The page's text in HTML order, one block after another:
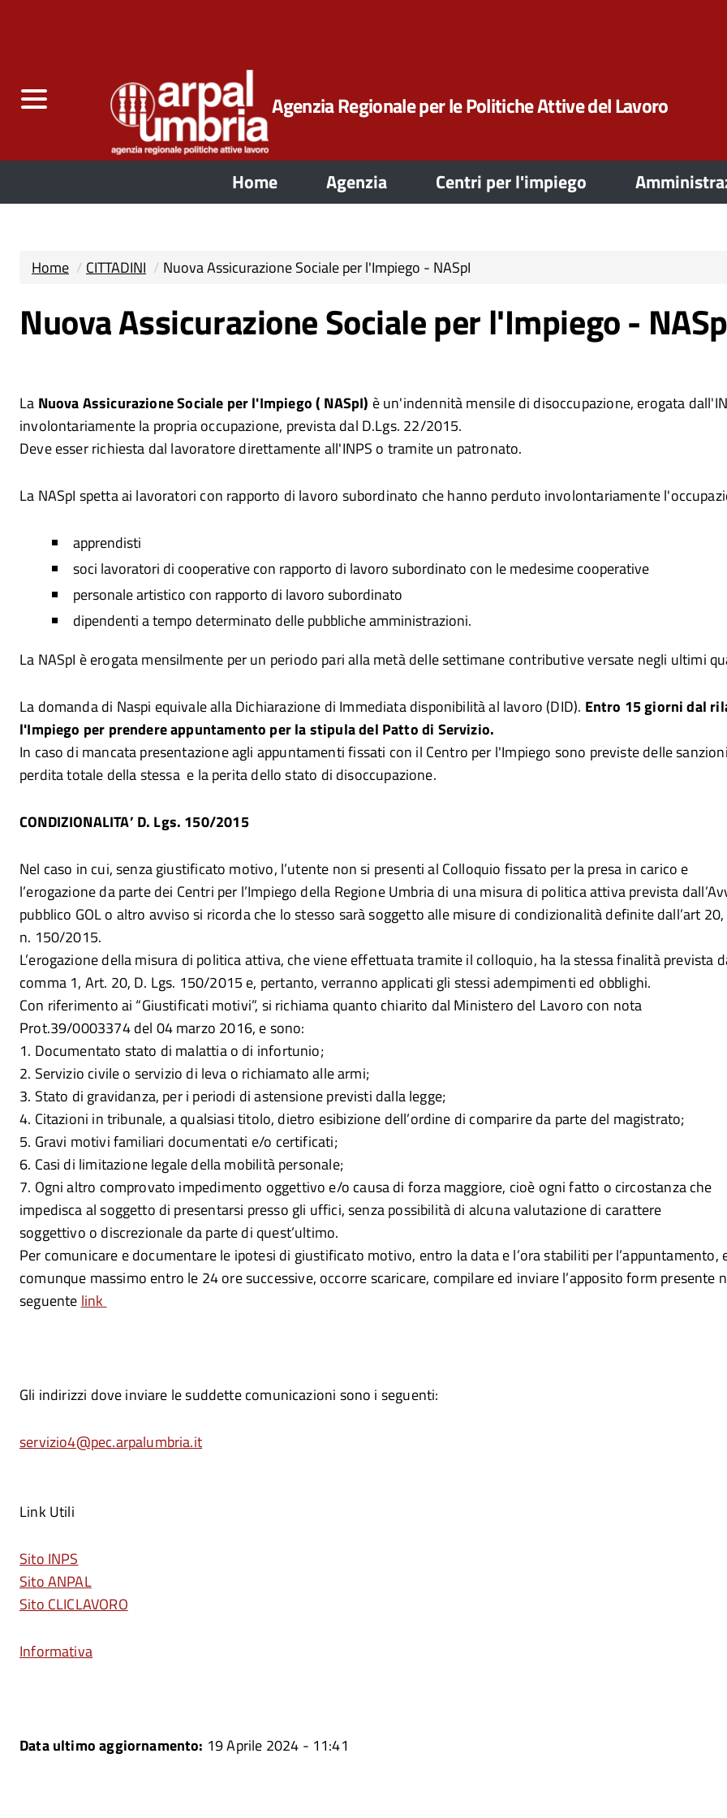
Agenzia Regionale per le Politiche Attive del Lavoro
Home Agenzia Centri per l'impiego
Home CITTADINI Nuova Assicurazione Sociale per l'Impiego - NASpI
Nuova Assicurazione Sociale per l'Impiego -
La Nuova Assicurazione Sociale per l'Impiego ( NASpI) è un'indennità mensile di disoccupazione, erogata
involontariamente la propria occupazione, prevista dal D.Lgs. 22/2015.
Deve esser richiesta dal lavoratore direttamente all'INPS o tramite un patronato.
La NASpI spetta ai lavoratori con rapporto di lavoro subordinato che hanno perduto involontariamente
apprendisti
soci lavoratori di cooperative con rapporto di lavoro subordinato con le medesime cooperative
personale artistico con rapporto di lavoro subordinato
dipendenti a tempo determinato delle pubbliche amministrazioni.
La NASpI è erogata mensilmente per un periodo pari alla metà delle settimane contributive versate negli ultimi
La domanda di Naspi equivale alla Dichiarazione di Immediata disponibilità al lavoro (DID). Entro 15 giorni dal
l'Impiego per prendere appuntamento per la stipula del Patto di Servizio.
In caso di mancata presentazione agli appuntamenti fissati con il Centro per l'Impiego sono previste delle
perdita totale della stessa e la perita dello stato di disoccupazione.
CONDIZIONALITA’ D. Lgs. 150/2015
Nel caso in cui, senza giustificato motivo, l’utente non si presenti al Colloquio fissato per la presa in carico e
l’erogazione da parte dei Centri per l’Impiego della Regione Umbria di una misura di politica attiva prevista
pubblico GOL o altro avviso si ricorda che lo stesso sarà soggetto alle misure di condizionalità definite dall’art 20,
n. 150/2015.
L’erogazione della misura di politica attiva, che viene effettuata tramite il colloquio, ha la stessa finalità prevista
comma 1, Art. 20, D. Lgs. 150/2015 e, pertanto, verranno applicati gli stessi adempimenti ed obblighi.
Con riferimento ai “Giustificati motivi”, si richiama quanto chiarito dal Ministero del Lavoro con nota
Prot.39/0003374 del 04 marzo 2016, e sono:
1. Documentato stato di malattia o di infortunio;
2. Servizio civile o servizio di leva o richiamato alle armi;
3. Stato di gravidanza, per i periodi di astensione previsti dalla legge;
4. Citazioni in tribunale, a qualsiasi titolo, dietro esibizione dell’ordine di comparire da parte del magistrato;
5. Gravi motivi familiari documentati e/o certificati;
6. Casi di limitazione legale della mobilità personale;
7. Ogni altro comprovato impedimento oggettivo e/o causa di forza maggiore, cioè ogni fatto o circostanza che
impedisca al soggetto di presentarsi presso gli uffici, senza possibilità di alcuna valutazione di carattere
soggettivo o discrezionale da parte di quest’ultimo.
Per comunicare e documentare le ipotesi di giustificato motivo, entro la data e l’ora stabiliti per l’appuntamento,
comunque massimo entro le 24 ore successive, occorre scaricare, compilare ed inviare l’apposito form presente
seguente link
Gli indirizzi dove inviare le suddette comunicazioni sono i seguenti:
servizio4@pec.arpalumbria.it
Link Utili
Sito INPS
Sito ANPAL
Sito CLICLAVORO
Informativa
Data ultimo aggiornamento: 19 Aprile 2024 - 11:41